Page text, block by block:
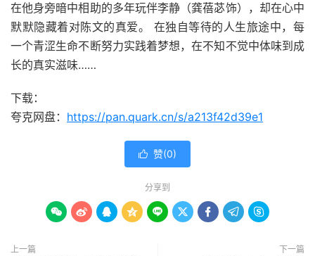
在他身旁暗中相助的多年玩伴李静（龚蓓苾饰），却在心中
默默隐藏着对陈文的真爱。 在独自等待的人生旅途中，每
一个青涩生命不断努力实践着梦想，在不知不觉中体味到成
长的真实滋味……
下载：
夸克网盘： https://pan.quark.cn/s/a213f42d39e1
 赞(0)
分享到
        
上一篇 下一篇